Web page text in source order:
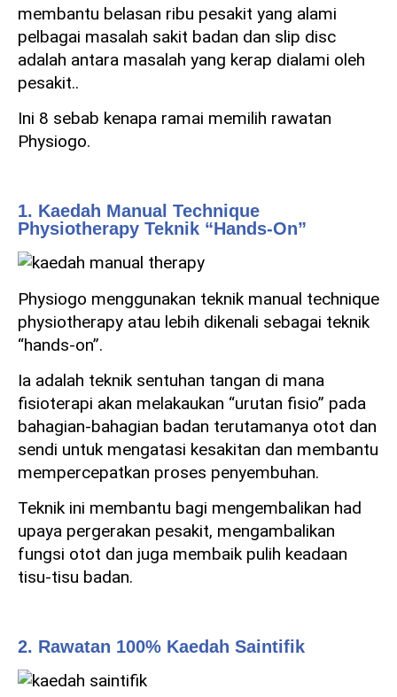
membantu belasan ribu pesakit yang alami
pelbagai masalah sakit badan dan slip disc
adalah antara masalah yang kerap dialami oleh
pesakit..
Ini 8 sebab kenapa ramai memilih rawatan
Physiogo.
1. Kaedah Manual Technique
Physiotherapy Teknik “Hands-On”
Physiogo menggunakan teknik manual technique
physiotherapy atau lebih dikenali sebagai teknik
“hands-on”.
Ia adalah teknik sentuhan tangan di mana
fisioterapi akan melakaukan “urutan fisio” pada
bahagian-bahagian badan terutamanya otot dan
sendi untuk mengatasi kesakitan dan membantu
mempercepatkan proses penyembuhan.
Teknik ini membantu bagi mengembalikan had
upaya pergerakan pesakit, mengambalikan
fungsi otot dan juga membaik pulih keadaan
tisu-tisu badan.
2. Rawatan 100% Kaedah Saintifik